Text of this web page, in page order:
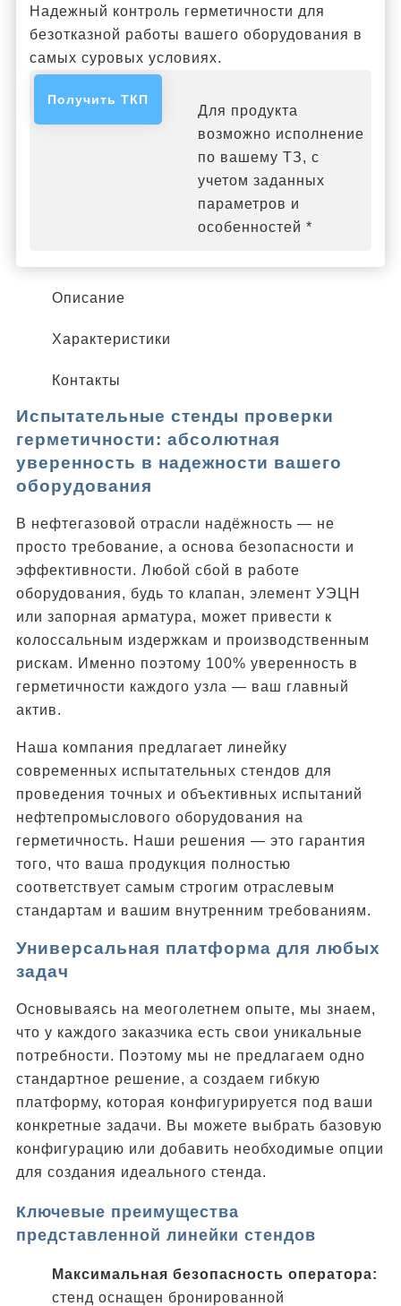
Надежный контроль герметичности для
безотказной работы вашего оборудования в
самых суровых условиях.
Получить ТКП
Для продукта
возможно исполнение
по вашему ТЗ, с
учетом заданных
параметров и
особенностей *
Описание
Характеристики
Контакты
Испытательные стенды проверки
герметичности: абсолютная
уверенность в надежности вашего
оборудования
В нефтегазовой отрасли надёжность — не
просто требование, а основа безопасности и
эффективности. Любой сбой в работе
оборудования, будь то клапан, элемент УЭЦН
или запорная арматура, может привести к
колоссальным издержкам и производственным
рискам. Именно поэтому 100% уверенность в
герметичности каждого узла — ваш главный
актив.
Наша компания предлагает линейку
современных испытательных стендов для
проведения точных и объективных испытаний
нефтепромыслового оборудования на
герметичность. Наши решения — это гарантия
того, что ваша продукция полностью
соответствует самым строгим отраслевым
стандартам и вашим внутренним требованиям.
Универсальная платформа для любых
задач
Основываясь на меоголетнем опыте, мы знаем,
что у каждого заказчика есть свои уникальные
потребности. Поэтому мы не предлагаем одно
стандартное решение, а создаем гибкую
платформу, которая конфигурируется под ваши
конкретные задачи. Вы можете выбрать базовую
конфигурацию или добавить необходимые опции
для создания идеального стенда.
Ключевые преимущества
представленной линейки стендов
Максимальная безопасность оператора:
стенд оснащен бронированной